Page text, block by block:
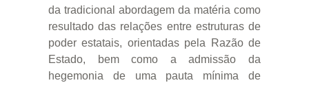
da tradicional abordagem da matéria como
resultado das relações entre estruturas de
poder estatais, orientadas pela Razão de
Estado, bem como a admissão da
hegemonia de uma pauta mínima de